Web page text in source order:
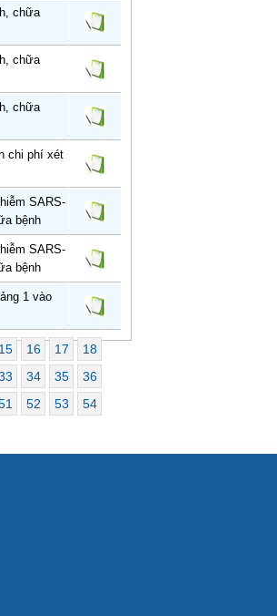
chữa
chữa
chữa
chi phí xét
SARS-
bệnh
SARS-
bệnh
1 vào
15 16 17
18
34 35
36
52 53
54